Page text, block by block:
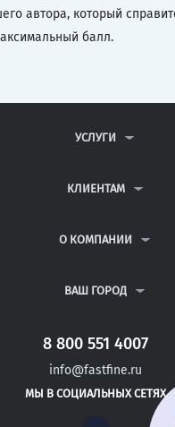
автора, который
балл.
УСЛУГИ
ДИПЛОМНЫЕ РАБОТЫ
РЕФЕРАТЫ
КЛИЕНТАМ
ВОПРОСЫ И ОТВЕТЫ
ПОЛИТИКА
О КОМПАНИИ
КОНТАКТЫ
ВАШ ГОРОД
САНКТ-ПЕТЕРБУРГ
БОГОСЛОВСКОЕ
АКБУЛАК
8 800 551 4007
info@fastfine.ru
МЫ В СОЦИАЛЬНЫХ СЕТЯХ